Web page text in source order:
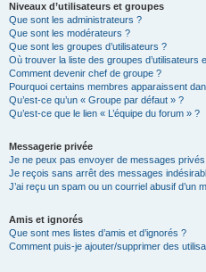
Niveaux d’utilisateurs et groupes
Que sont les administrateurs ?
Que sont les modérateurs ?
Que sont les groupes d’utilisateurs ?
Où trouver la liste des groupes d’utilisateurs
Comment devenir chef de groupe ?
Pourquoi certains membres apparaissent
Qu’est-ce qu’un « Groupe par défaut » ?
Qu’est-ce que le lien « L’équipe du forum » ?
Messagerie privée
Je ne peux pas envoyer de messages privés
Je reçois sans arrêt des messages
J’ai reçu un spam ou un courriel abusif d’un
Amis et ignorés
Que sont mes listes d’amis et d’ignorés ?
Comment puis-je ajouter/supprimer des